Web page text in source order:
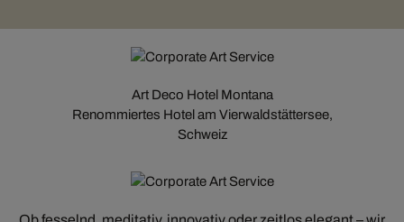
Art Deco Hotel Montana
Renommiertes Hotel am Vierwaldstättersee,
Schweiz